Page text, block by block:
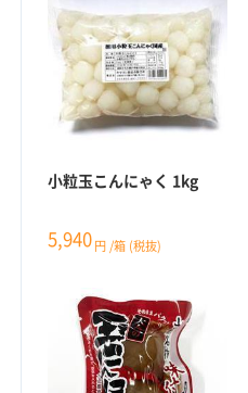
小粒玉こんにゃく 1kg
5,940 円 /箱 (税抜)